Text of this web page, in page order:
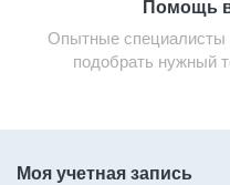
Помощь
Опытные специалисты
подобрать нужный
Моя учетная запись